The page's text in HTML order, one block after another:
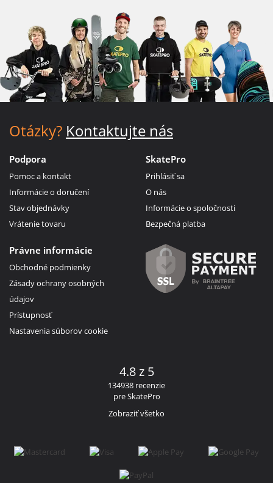
Otázky? Kontaktujte nás
Podpora
Pomoc a kontakt
Informácie o doručení
Stav objednávky
Vrátenie tovaru
SkatePro
Prihlásiť sa
O nás
Informácie o spoločnosti
Bezpečná platba
Právne informácie
Obchodné podmienky
Zásady ochrany osobných
údajov
Prístupnosť
Nastavenia súborov cookie
4.8 z 5
134938 recenzie
pre SkatePro
Zobraziť všetko